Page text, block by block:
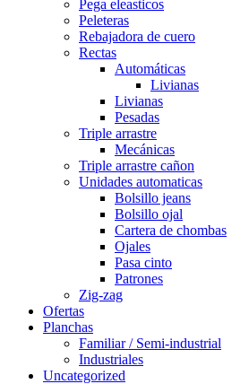
Pega eleasticos
Peleteras
Rebajadora de cuero
Rectas
Automáticas
Livianas
Livianas
Pesadas
Triple arrastre
Mecánicas
Triple arrastre cañon
Unidades automaticas
Bolsillo jeans
Bolsillo ojal
Cartera de chombas
Ojales
Pasa cinto
Patrones
Zig-zag
Ofertas
Planchas
Familiar / Semi-industrial
Industriales
Uncategorized